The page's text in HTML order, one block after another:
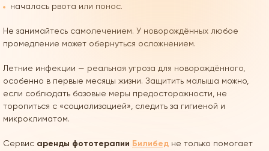
началась рвота или понос.
Не занимайтесь самолечением. У новорождённых любое
промедление может обернуться осложнением.
Летние инфекции — реальная угроза для новорождённого,
особенно в первые месяцы жизни. Защитить малыша можно,
если соблюдать базовые меры предосторожности, не
торопиться с «социализацией», следить за гигиеной и
микроклиматом.
Сервис аренды фототерапии Билибед не только помогает